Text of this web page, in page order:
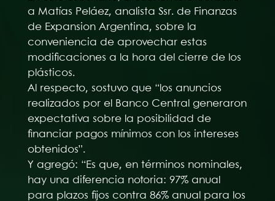
a Matías Peláez, analista Ssr. de Finanzas
de Expansion Argentina, sobre la
conveniencia de aprovechar estas
modificaciones a la hora del cierre de los
plásticos.
Al respecto, sostuvo que “los anuncios
realizados por el Banco Central generaron
expectativa sobre la posibilidad de
financiar pagos mínimos con los intereses
obtenidos”.
Y agregó: “Es que, en términos nominales,
hay una diferencia notoria: 97% anual
para plazos fijos contra 86% anual para los